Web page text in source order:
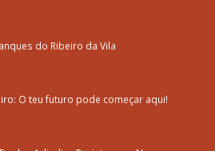
do Ribeiro da Vila
O teu futuro pode começar aqui!